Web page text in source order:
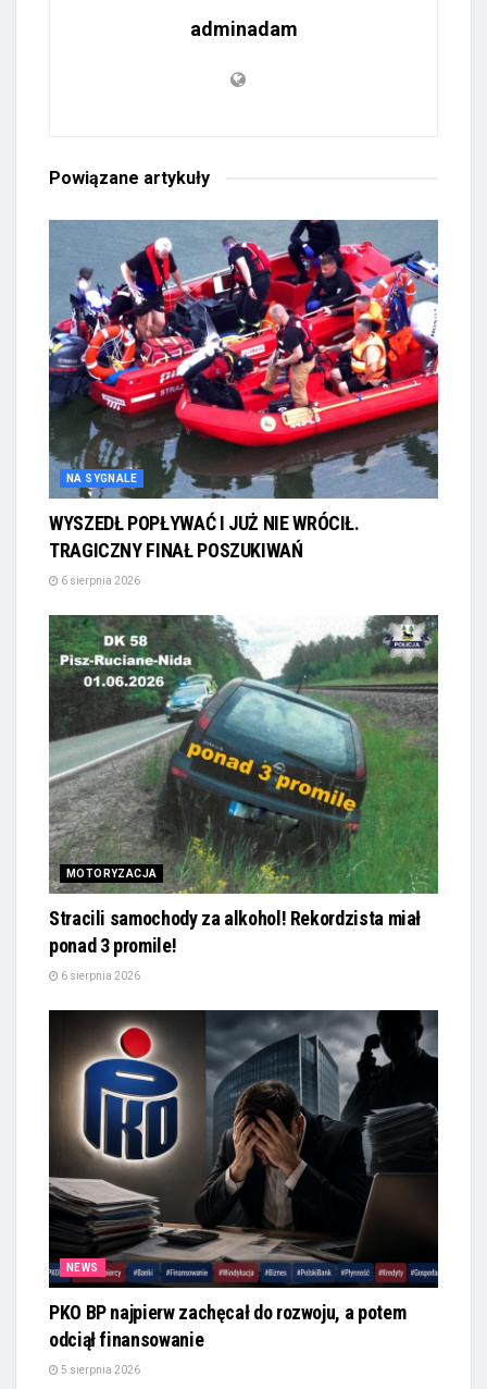
adminadam
Powiązane artykuły
NA SYGNALE
WYSZEDŁ POPŁYWAĆ I JUŻ NIE WRÓCIŁ.
TRAGICZNY FINAŁ POSZUKIWAŃ
6 sierpnia 2026
MOTORYZACJA
Stracili samochody za alkohol! Rekordzista miał
ponad 3 promile!
6 sierpnia 2026
NEWS
PKO BP najpierw zachęcał do rozwoju, a potem
odciął finansowanie
5 sierpnia 2026